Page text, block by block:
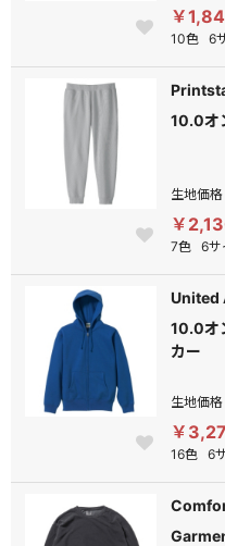
￥
10色 6
10.0オ
生地価格
￥
7色 6サ
United
10.0オ
カー
生地価格
￥
16色 6